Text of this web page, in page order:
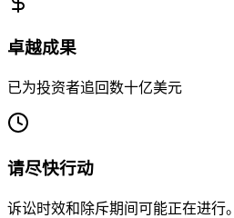
卓越成果
已为投资者追回数十亿美元
请尽快行动
诉讼时效和除斥期间可能正在进行。